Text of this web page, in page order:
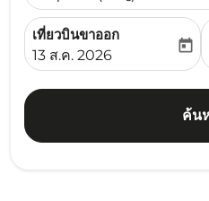
เที่ยวบินขาออก
fc-booking-departure-
13 ส.ค. 2026
today
ค้น